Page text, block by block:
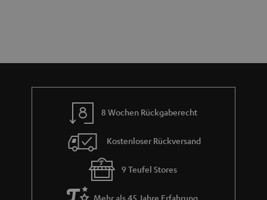
m
8 Wochen Rückgaberecht
Kostenloser Rückversand
9 Teufel Stores
Mehr als 45 Jahre Erfahrung